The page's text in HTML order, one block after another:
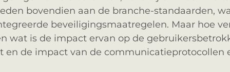
bovendien aan de branche-standaarden,
beveiligingsmaatregelen. Maar hoe
wat is de impact ervan op de
en de impact van de communicatieprotocollen